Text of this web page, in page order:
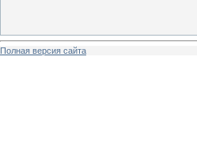
Полная версия сайта